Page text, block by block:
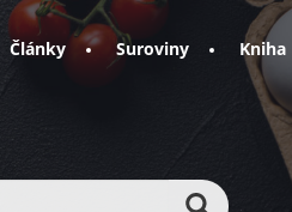
Články Suroviny Kniha